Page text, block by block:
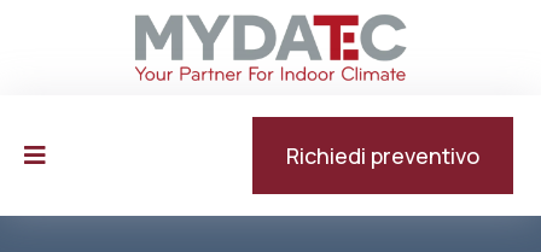
Richiedi preventivo